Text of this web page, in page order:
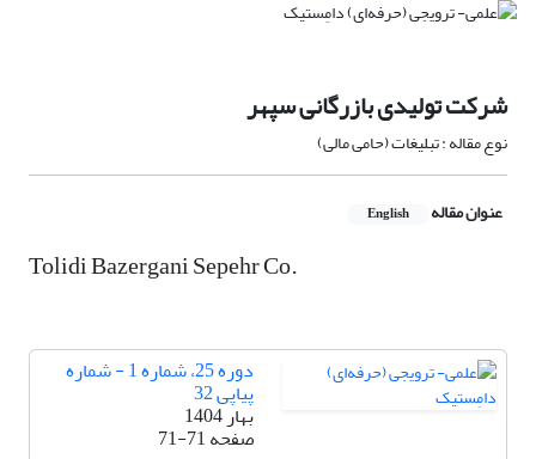
شرکت تولیدی بازرگانی سپهر
نوع مقاله : تبلیغات (حامی مالی)
عنوان مقاله English
Tolidi Bazergani Sepehr Co.
دوره 25، شماره 1 - شماره
پیاپی 32
بهار 1404
صفحه71-71